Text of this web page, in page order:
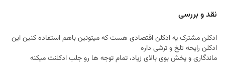
نقد و بررسی
ادکلن مشترک یه ادکلن اقتصادی هست که میتونین باهم استفاده کنین این
ادکلن رایحه تلخ و ترشی داره
ماندگاری و پخش بوی بالای زیاد، تمام توجه ها رو جلب ادکلنت میکنه